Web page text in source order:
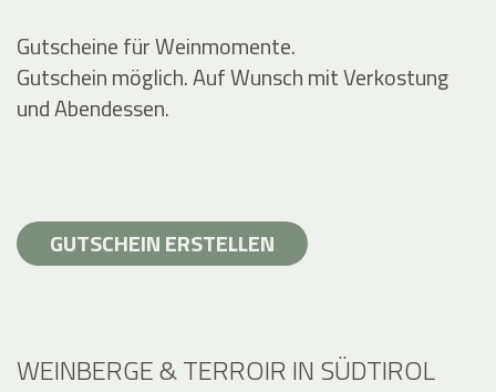
Gutscheine für Weinmomente.
Gutschein möglich. Auf Wunsch mit Verkostung
und Abendessen.
GUTSCHEIN ERSTELLEN
WEINBERGE & TERROIR IN SÜDTIROL